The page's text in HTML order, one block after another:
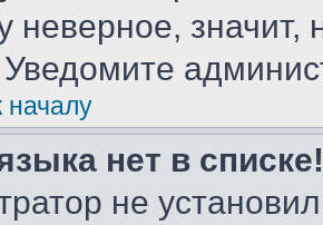
неверное, значит,
началу
нет в списке!
не